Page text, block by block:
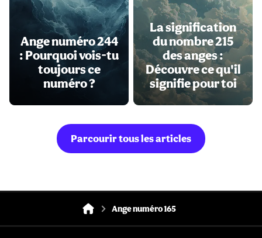
Ange numéro 244
: Pourquoi vois-tu
toujours ce
numéro ?
La signification
du nombre 215
des anges :
Découvre ce qu'il
signifie pour toi
Parcourir tous les articles
Ange numéro 165